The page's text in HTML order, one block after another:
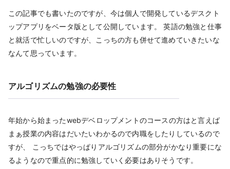
この記事でも書いたのですが、今は個人で開発しているデスクト
ップアプリをベータ版として公開しています。 英語の勉強と仕事
と就活で忙しいのですが、こっちの方も併せて進めていきたいな
なんて思っています。
アルゴリズムの勉強の必要性
年始から始まったwebデベロップメントのコースの方はと言えば
まぁ授業の内容はだいたいわかるので内職をしたりしているので
すが、 こっちではやっぱりアルゴリズムの部分がかなり重要にな
るようなので重点的に勉強していく必要はありそうです。